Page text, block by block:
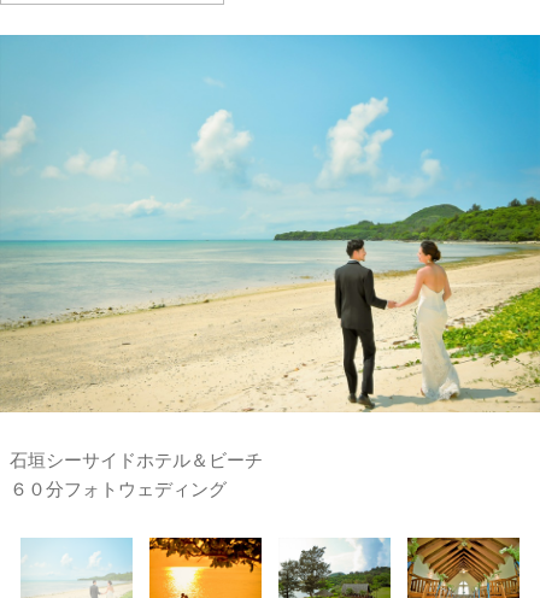
石垣シーサイドホテル＆ビーチ
６０分フォトウェディング